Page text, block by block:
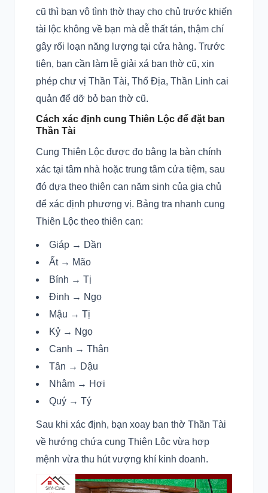
cũ thì bạn vô tình thờ thay cho chủ trước khiến
tài lộc không về bạn mà dễ thất tán, thậm chí
gây rối loạn năng lượng tại cửa hàng. Trước
tiên, bạn cần làm lễ giải xá ban thờ cũ, xin
phép chư vị Thần Tài, Thổ Địa, Thần Linh cai
quản để dỡ bỏ ban thờ cũ.
Cách xác định cung Thiên Lộc để đặt ban
Thần Tài
Cung Thiên Lộc được đo bằng la bàn chính
xác tại tâm nhà hoặc trung tâm cửa tiệm, sau
đó dựa theo thiên can năm sinh của gia chủ
để xác định phương vị. Bảng tra nhanh cung
Thiên Lộc theo thiên can:
Giáp → Dần
Ất → Mão
Bính → Tị
Đinh → Ngọ
Mậu → Tị
Kỷ → Ngọ
Canh → Thân
Tân → Dậu
Nhâm → Hợi
Quý → Tý
Sau khi xác định, bạn xoay ban thờ Thần Tài
về hướng chứa cung Thiên Lộc vừa hợp
mệnh vừa thu hút vượng khí kinh doanh.